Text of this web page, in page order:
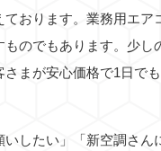
おります。業務用エ
のでもあります。少
さまが安心価格で1日で
いしたい」「新空調さ